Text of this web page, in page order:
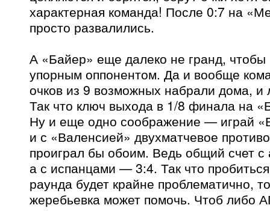
характерная команда! После 0:7 на
просто развалились.
А «Байер» еще далеко не гранд, чтобы
упорным оппонентом. Да и вообще
очков из 9 возможных набрали дома,
Так что ключ выхода в 1/8 финала на
Ну и еще одно соображение — играй
и с «Валенсией» двухматчевое
проиграл бы обоим. Ведь общий счет
а с испанцами — 3:4. Так что
раунда будет крайне проблематично,
жеребьевка может помочь. Чтоб либо